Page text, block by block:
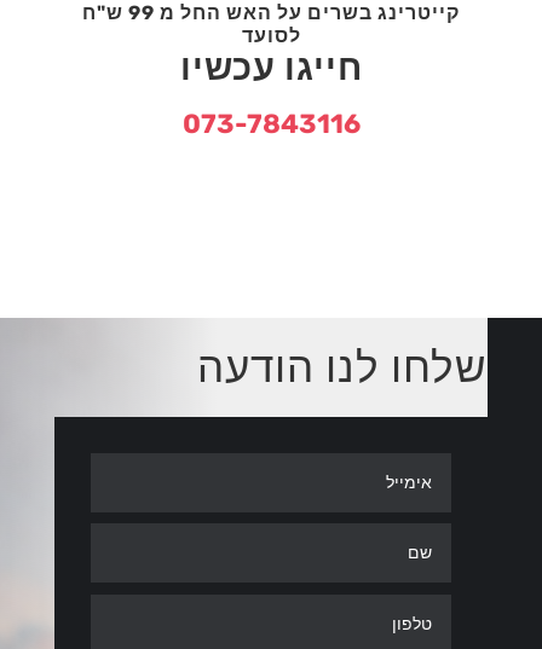
קייטרינג בשרים על האש החל מ 99 ש"ח
לסועד
חייגו עכשיו
073-7843116
שלחו לנו הודעה